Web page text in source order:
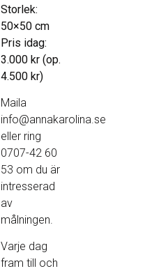
Storlek:
50×50 cm
Pris idag:
3.000 kr (op.
4.500 kr)
Maila
info@annakarolina.se
eller ring
0707-42 60
53 om du är
intresserad
av
målningen.
Varje dag
fram till och